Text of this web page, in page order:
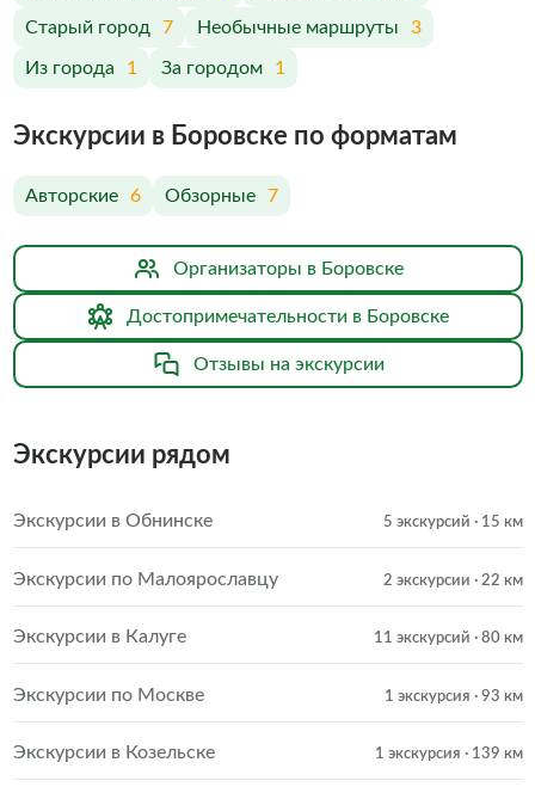
Старый город 7 Необычные маршруты 3
Из города 1 За городом 1
Экскурсии в Боровске по форматам
Авторские 6 Обзорные 7
Организаторы в Боровске
Достопримечательности в Боровске
Отзывы на экскурсии
Экскурсии рядом
Экскурсии в Обнинске 5 экскурсий · 15 км
Экскурсии по Малоярославцу 2 экскурсии · 22 км
Экскурсии в Калуге 11 экскурсий · 80 км
Экскурсии по Москве 1 экскурсия · 93 км
Экскурсии в Козельске 1 экскурсия · 139 км